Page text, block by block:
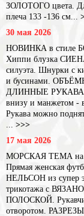
ЗОЛОТОГО цвета.
плеча 133 -136 см...
30 мая 2026
НОВИНКА в стиле
Хиппи блузка
силуэта. Шнурки с
и бусинами.
ДЛИННЫЕ РУКАВА
внизу и манжетом -
Рукава можно
... >>>
17 мая 2026
МОРСКАЯ ТЕМА на
Прямая женская
НЕЛЬСОН из супер
трикотажа с
ПОЛОСКОЙ.
отворотом.